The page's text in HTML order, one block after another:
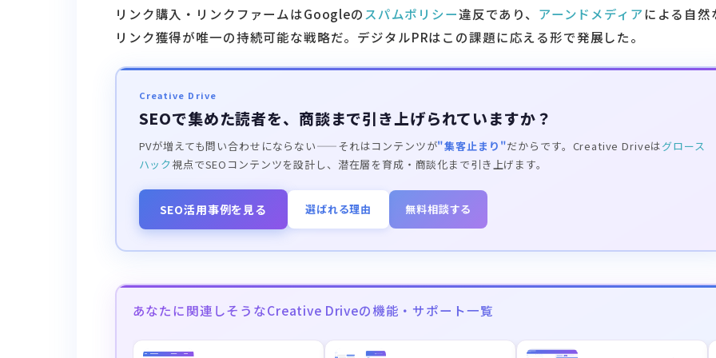
リンク購入・リンクファームはGoogleの スパムポリシー違反であり、 アーンドメディアによる自然
リンク獲得が唯一の持続可能な戦略だ。デジタルPRはこの課題に応える形で発展した。
Creative Drive
SEOで集めた読者を、商談まで引き上げられていますか？
PVが増えても問い合わせにならない——それはコンテンツが"集客止まり"だからです。Creative Driveはグロース
ハック視点でSEOコンテンツを設計し、潜在層を育成・商談化まで引き上げます。
SEO活用事例を見る 選ばれる理由 無料相談する
あなたに関連しそうなCreative Driveの機能・サポート一覧